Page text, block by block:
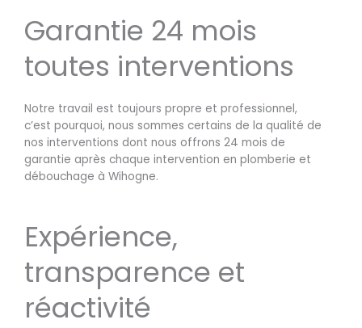
Garantie 24 mois
toutes interventions
Notre travail est toujours propre et professionnel,
c’est pourquoi, nous sommes certains de la qualité de
nos interventions dont nous offrons 24 mois de
garantie après chaque intervention en plomberie et
débouchage à Wihogne.
Expérience,
transparence et
réactivité